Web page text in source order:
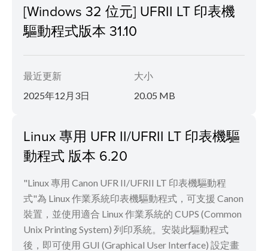
[Windows 32 位元] UFRII LT 印表機
驅動程式版本 31.10
最近更新
2025年12月3日
大小
20.05 MB
Linux 專用 UFR II/UFRII LT 印表機驅
動程式 版本 6.20
"Linux 專用 Canon UFR II/UFRII LT 印表機驅動程
式"為 Linux 作業系統印表機驅動程式，可支援 Canon
裝置，並使用適合 Linux 作業系統的 CUPS (Common
Unix Printing System) 列印系統。安裝此驅動程式
後，即可使用 GUI (Graphical User Interface) 設定畫